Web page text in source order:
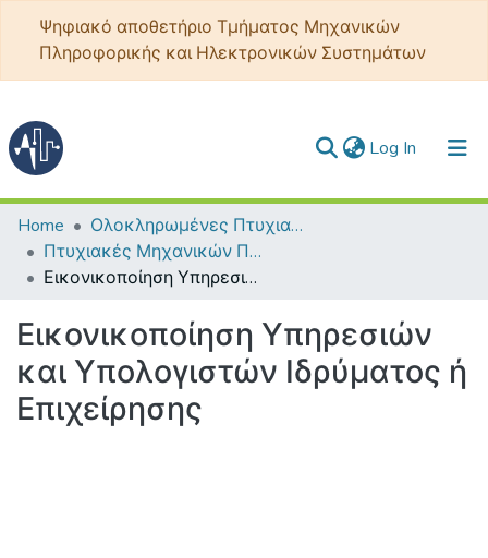
Ψηφιακό αποθετήριο Τμήματος Μηχανικών
Πληροφορικής και Ηλεκτρονικών Συστημάτων
Log In (current)
Communities & Collections
All of DSpace
Home
Ολοκληρωμένες Πτυχιακές - Διπλωματικές
Πτυχιακές Μηχανικών Πληροφορικής ΤΕ
Εικονικοποίηση Υπηρεσιών και Υπολογιστών Ιδρύματος ή Επιχείρησης
Εικονικοποίηση Υπηρεσιών
και Υπολογιστών Ιδρύματος ή
Επιχείρησης